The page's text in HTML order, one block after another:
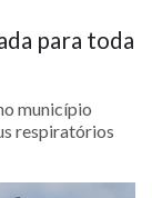
para toda
município
respiratórios